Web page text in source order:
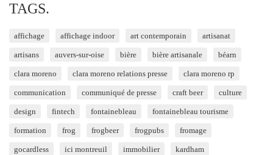
TAGS.
affichage affichage indoor art contemporain artisanat
artisans auvers-sur-oise bière bière artisanale béarn
clara moreno clara moreno relations presse clara moreno rp
communication communiqué de presse craft beer culture
design fintech fontainebleau fontainebleau tourisme
formation frog frogbeer frogpubs fromage
gocardless ici montreuil immobilier kardham